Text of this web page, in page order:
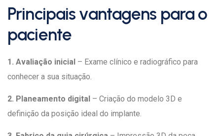
Principais vantagens para o
paciente
1. Avaliação inicial – Exame clínico e radiográfico para
conhecer a sua situação.
2. Planeamento digital – Criação do modelo 3D e
definição da posição ideal do implante.